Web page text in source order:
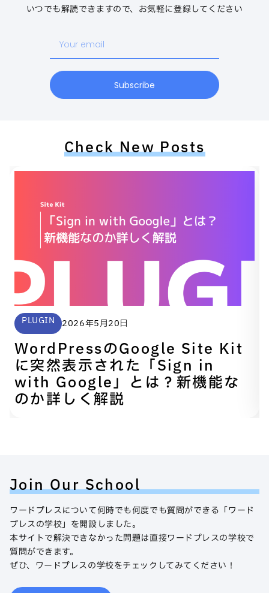
いつでも解読できますので、お気軽に登録してください
email
Subscribe
Check New Posts
PLUGIN 2026年5月20日
WordPressのGoogle Site Kit
に突然表示された「Sign in
with Google」とは？新機能な
のか詳しく解説
Join Our School
ワードプレスについて何時でも何度でも質問ができる「ワード
プレスの学校」を開設しました。
本サイトで解決できなかった問題は直接ワードプレスの学校で
質問ができます。
ぜひ、ワードプレスの学校をチェックしてみてください！